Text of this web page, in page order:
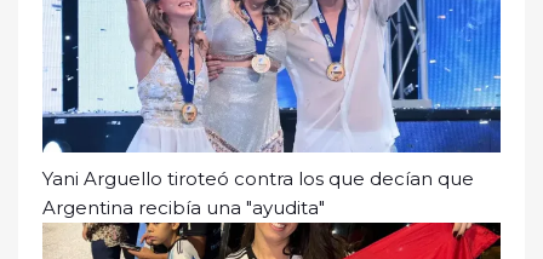
Yani Arguello tiroteó contra los que decían que
Argentina recibía una "ayudita"